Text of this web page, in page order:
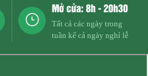
Mở cửa: 8h - 20h30
Tất cả các ngày trong
tuần kể cả ngày nghỉ lễ